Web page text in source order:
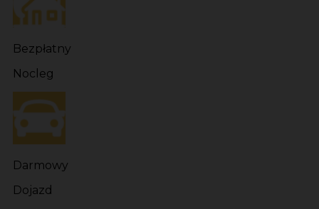
Bezpłatny
Nocleg
Darmowy
Dojazd